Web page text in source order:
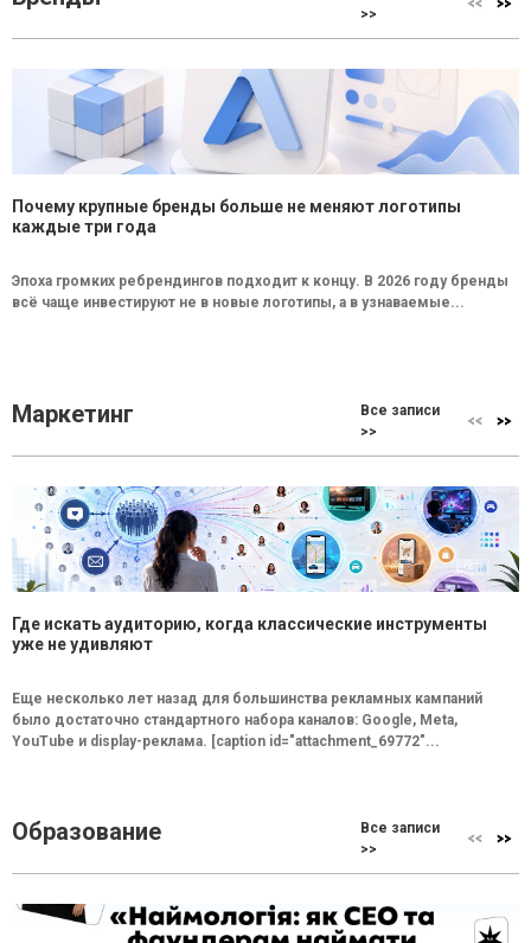
>>
Почему крупные бренды больше не меняют логотипы
каждые три года
Эпоха громких ребрендингов подходит к концу. В 2026 году бренды
всё чаще инвестируют не в новые логотипы, а в узнаваемые...
Маркетинг
Все записи
>>
Где искать аудиторию, когда классические инструменты
уже не удивляют
Еще несколько лет назад для большинства рекламных кампаний
было достаточно стандартного набора каналов: Google, Meta,
YouTube и display-реклама. [caption id="attachment_69772"...
Образование
Все записи
>>